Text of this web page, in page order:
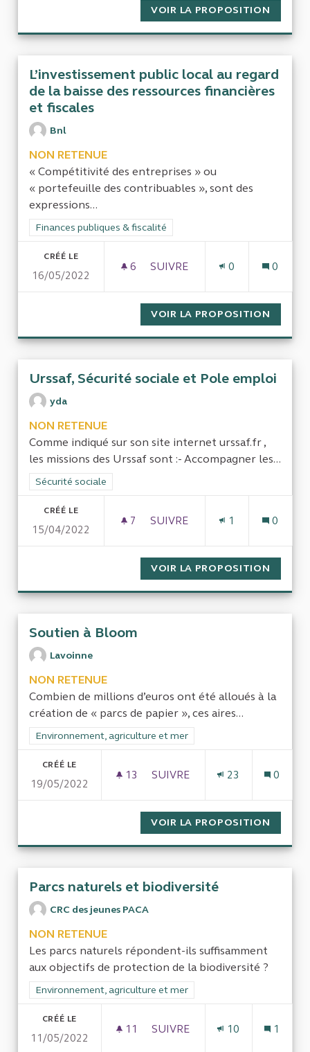
VOIR LA PROPOSITION
L’investissement public local au regard
de la baisse des ressources financières
et fiscales
Bnl
NON RETENUE
« Compétitivité des entreprises » ou
« portefeuille des contribuables », sont des
expressions...
Filtrer les résultats de la catégorie : Finances publiques &
Finances publiques & fiscalité
CRÉÉ LE
16/05/2022
6 6 ABONNÉS
SUIVRE
0 0
VOIR LA PROPOSITION
Urssaf, Sécurité sociale et Pole emploi
yda
NON RETENUE
Comme indiqué sur son site internet urssaf.fr ,
les missions des Urssaf sont :- Accompagner les...
Filtrer les résultats de la catégorie : Sécurité sociale
Sécurité sociale
CRÉÉ LE
15/04/2022
7 7 ABONNÉS
SUIVRE
1 0
VOIR LA PROPOSITION
Soutien à Bloom
Lavoinne
NON RETENUE
Combien de millions d’euros ont été alloués à la
création de « parcs de papier », ces aires...
Filtrer les résultats de la catégorie : Environnement,
Environnement, agriculture et mer
CRÉÉ LE
19/05/2022
13 13 ABONNÉS
SUIVRE
23 0
VOIR LA PROPOSITION
Parcs naturels et biodiversité
CRC des jeunes PACA
NON RETENUE
Les parcs naturels répondent-ils suffisamment
aux objectifs de protection de la biodiversité ?
Filtrer les résultats de la catégorie : Environnement,
Environnement, agriculture et mer
CRÉÉ LE
11/05/2022
11 11 ABONNÉS
SUIVRE
10 1